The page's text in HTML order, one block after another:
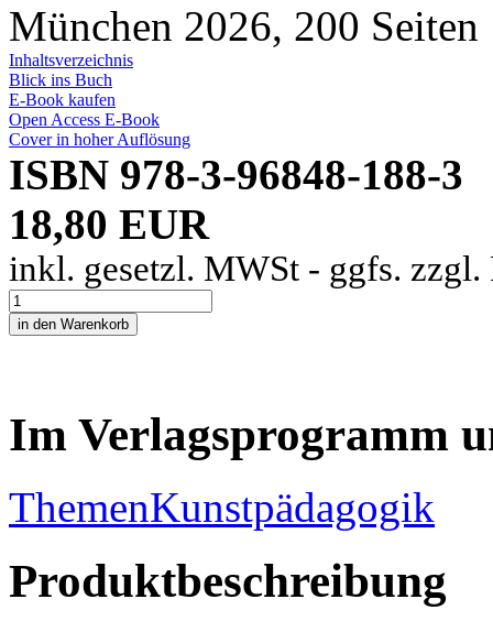
München 2026, 200 Seiten
Inhaltsverzeichnis
Blick ins Buch
E-Book kaufen
Open Access E-Book
Cover in hoher Auflösung
ISBN 978-3-96848-188-3
18,80 EUR
inkl. gesetzl. MWSt - ggfs. zzgl.
Im Verlagsprogramm
ThemenKunstpädagogik
Produktbeschreibung